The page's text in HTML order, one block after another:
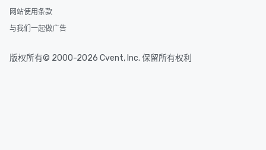
网站使用条款
与我们一起做广告
版权所有© 2000-2026 Cvent, Inc. 保留所有权利